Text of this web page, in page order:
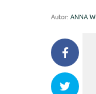
Autor: ANNA